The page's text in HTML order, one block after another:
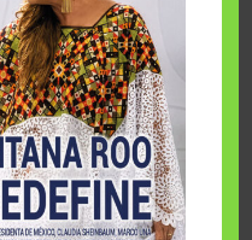
México unieron
de una …